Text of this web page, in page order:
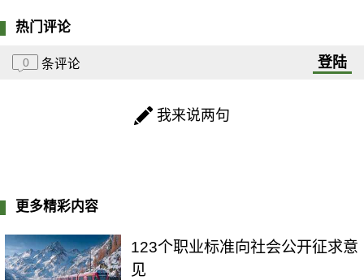
热门评论
0 条评论 登陆
我来说两句
更多精彩内容
123个职业标准向社会公开征求意
见